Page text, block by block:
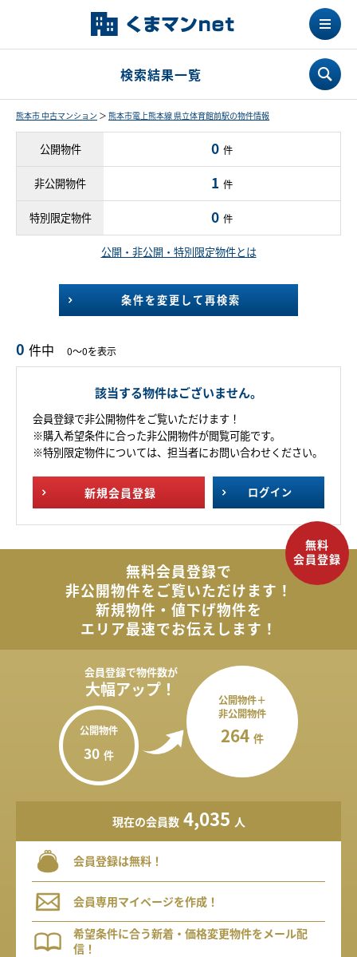
検索結果一覧
熊本市 中古マンション ＞ 熊本市電上熊本線 県立体育館前駅の物件情報
公開物件 0 件
非公開物件 1 件
特別限定物件 0 件
公開・非公開・特別限定物件とは
条件を変更して再検索
0 件中 0～0を表示
該当する物件はございません。
会員登録で非公開物件をご覧いただけます！
※購入希望条件に合った非公開物件が閲覧可能です。
※特別限定物件については、担当者にお問い合わせください。
新規会員登録 ログイン
無料会員登録で
非公開物件をご覧いただけます！
新規物件・値下げ物件を
エリア最速でお伝えします！
会員登録で物件数が
大幅アップ！
公開物件
30 件
公開物件＋
非公開物件
264 件
現在の会員数 4,035 人
会員登録は無料！
会員専用マイページを作成！
希望条件に合う新着・価格変更物件をメール配
信！